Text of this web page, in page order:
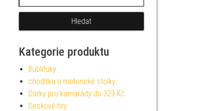
Kategorie produktu
Bublifuky
chodítka a motorické stolky
Dárky pro kamarády do 329 Kč
Deskové hry